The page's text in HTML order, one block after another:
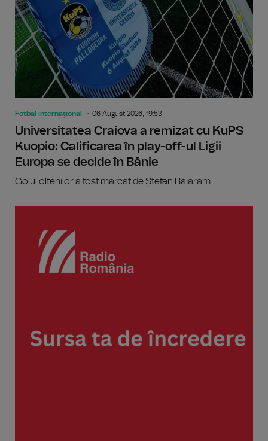
Fotbal internațional 06 August 2026, 19:53
Universitatea Craiova a remizat cu KuPS
Kuopio: Calificarea în play-off-ul Ligii
Europa se decide în Bănie
Golul oltenilor a fost marcat de Ștefan Baiaram.